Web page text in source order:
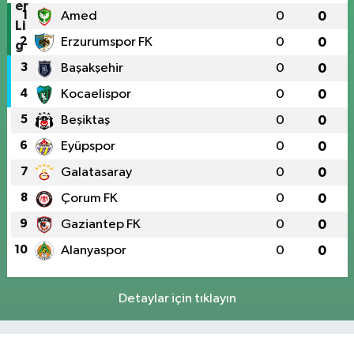
1 Amed 0 0
2 Erzurumspor FK 0 0
3 Başakşehir 0 0
4 Kocaelispor 0 0
5 Beşiktaş 0 0
6 Eyüpspor 0 0
7 Galatasaray 0 0
8 Çorum FK 0 0
9 Gaziantep FK 0 0
10 Alanyaspor 0 0
Detaylar için tıklayın